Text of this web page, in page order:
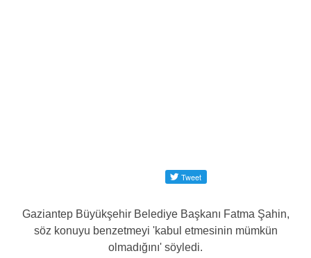
Gaziantep Büyükşehir Belediye Başkanı Fatma Şahin,
söz konuyu benzetmeyi 'kabul etmesinin mümkün
olmadığını' söyledi.